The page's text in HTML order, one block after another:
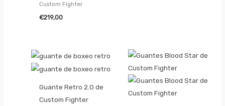
Custom Fighter
€219,00
Guante Retro 2.0 de
Custom Fighter